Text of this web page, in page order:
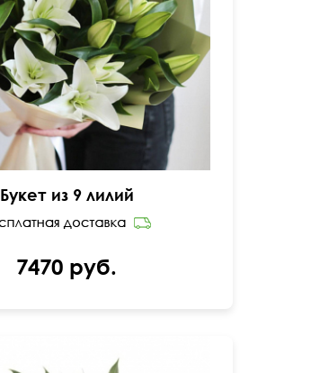
В матовой бумаге
Букет из 9 лилий
7470 руб.